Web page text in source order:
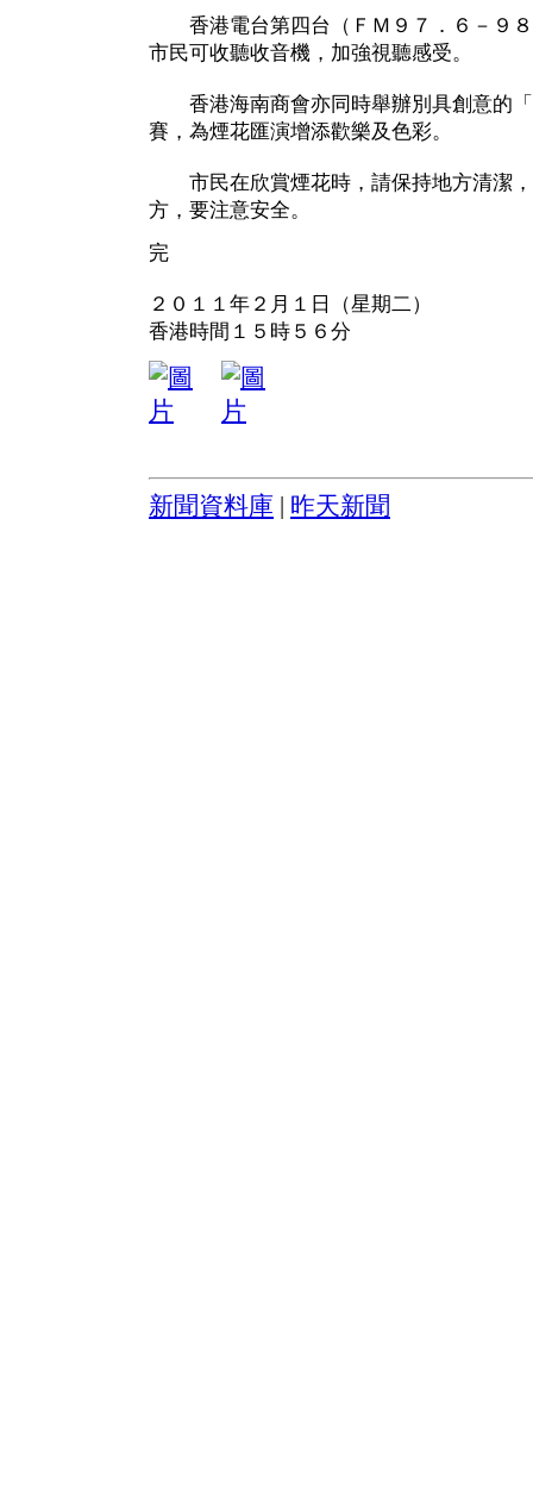
香港電台第四台（ＦＭ９７．６－９８
市民可收聽收音機，加強視聽感受。
香港海南商會亦同時舉辦別具創意的「
賽，為煙花匯演增添歡樂及色彩。
市民在欣賞煙花時，請保持地方清潔，
方，要注意安全。
完
２０１１年２月１日（星期二）
香港時間１５時５６分
新聞資料庫 昨天新聞